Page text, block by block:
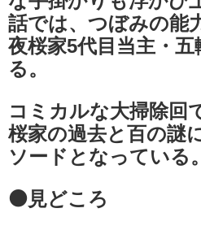
話では、つぼみの能
夜桜家5代目当主・
る。
コミカルな大掃除回
桜家の過去と百の謎
ソードとなっている。
⚫見どころ